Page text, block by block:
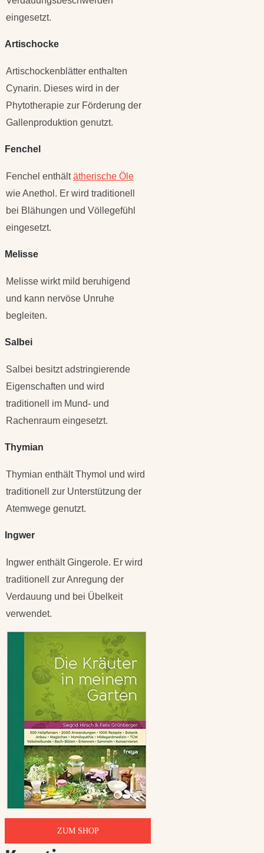
eingesetzt.
Artischocke
Artischockenblätter enthalten
Cynarin. Dieses wird in der
Phytotherapie zur Förderung der
Gallenproduktion genutzt.
Fenchel
Fenchel enthältätherische Öle
wie Anethol. Er wird traditionell
bei Blähungen und Völlegefühl
eingesetzt.
Melisse
Melisse wirkt mild beruhigend
und kann nervöse Unruhe
begleiten.
Salbei
Salbei besitzt adstringierende
Eigenschaften und wird
traditionell im Mund- und
Rachenraum eingesetzt.
Thymian
Thymian enthält Thymol und wird
traditionell zur Unterstützung der
Atemwege genutzt.
Ingwer
Ingwer enthält Gingerole. Er wird
traditionell zur Anregung der
Verdauung und bei Übelkeit
verwendet.
ZUM SHOP